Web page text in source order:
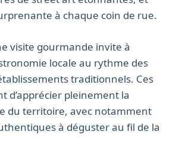
à chaque coin de rue.
visite gourmande invite à
locale au rythme des
traditionnels. Ces
d’apprécier pleinement la
du territoire, avec notamment
à déguster au fil de la